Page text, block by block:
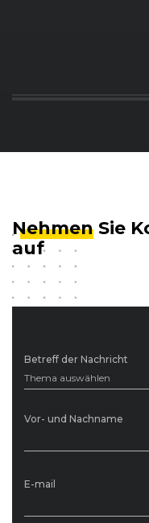
Betreff der Nachricht
Thema auswählen
Vor- und Nachname
E-mail
Nehmen Sie
auf